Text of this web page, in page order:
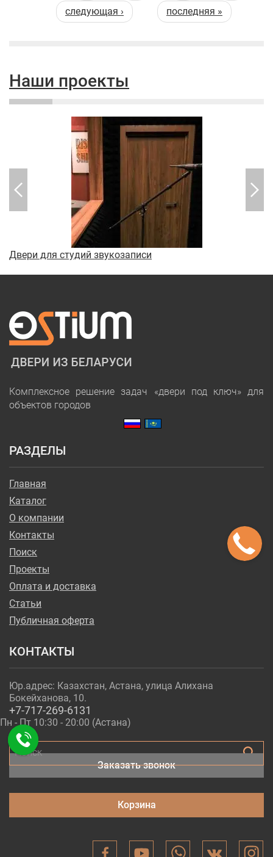
следующая ›
последняя »
Наши проекты
Двери для студий звукозаписи
Комплексное решение задач «двери под ключ» для
объектов городов
РАЗДЕЛЫ
Главная
Каталог
О компании
Контакты
Поиск
Проекты
Оплата и доставка
Статьи
Публичная оферта
КОНТАКТЫ
Юр.адрес: Казахстан, Астана, улица Алихана
Бокейханова, 10.
+7-717-269-6131
Пн - Пт 10:30 - 20:00 (Астана)
Поиск
Заказать звонок
Корзина